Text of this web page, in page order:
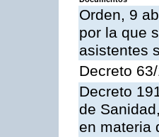
Orden, 9
por la que
asistentes
Decreto
Decreto
de
en materia